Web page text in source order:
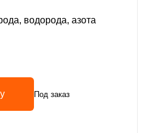
водорода, азота
Под заказ